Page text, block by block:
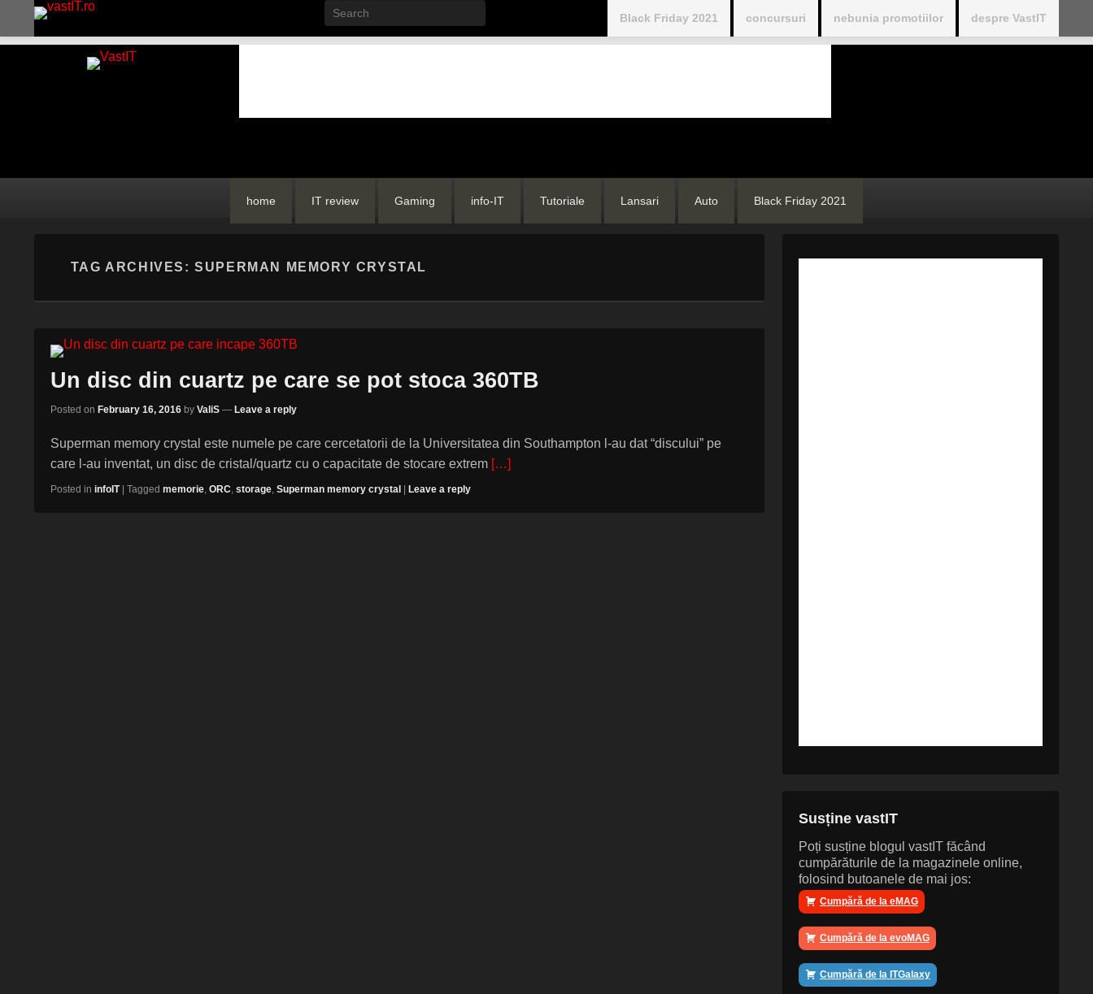
Black Friday 2021 concursuri nebunia promotiilor despre VastIT
Search
vastIT.ro
home IT review Gaming info-IT Tutoriale Lansari Auto Black Friday 2021
TAG ARCHIVES:SUPERMAN MEMORY CRYSTAL
Un disc din cuartz pe care se pot stoca 360TB
Posted on February 16, 2016 by ValiS — Leave a reply
Superman memory crystal este numele pe care cercetatorii de la Universitatea din Southampton l-au dat “discului” pe
care l-au inventat, un disc de cristal/quartz cu o capacitate de stocare extrem […]
Posted in infoIT Tagged memorie, ORC, storage, Superman memory crystal Leave a reply
Susține vastIT
Poți susține blogul vastIT făcând
cumpărăturile de la magazinele online,
folosind butoanele de mai jos:
Cumpără de la eMAG
Cumpără de la evoMAG
Cumpără de la ITGalaxy